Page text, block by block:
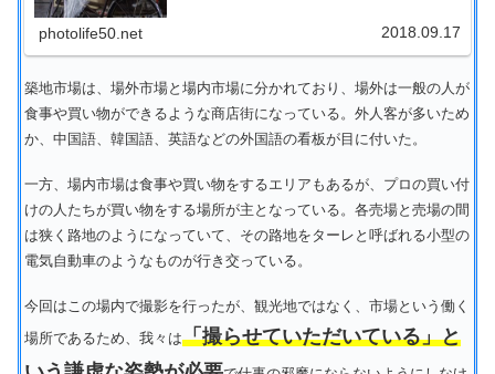
photolife50.net 2018.09.17
築地市場は、場外市場と場内市場に分かれており、場外は一般の人が
食事や買い物ができるような商店街になっている。外人客が多いため
か、中国語、韓国語、英語などの外国語の看板が目に付いた。
一方、場内市場は食事や買い物をするエリアもあるが、プロの買い付
けの人たちが買い物をする場所が主となっている。各売場と売場の間
は狭く路地のようになっていて、その路地をターレと呼ばれる小型の
電気自動車のようなものが行き交っている。
今回はこの場内で撮影を行ったが、観光地ではなく、市場という働く
場所であるため、我々は「撮らせていただいている」と